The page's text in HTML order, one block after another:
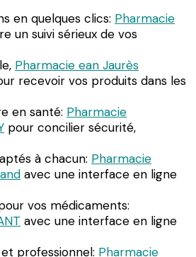
en quelques clics: Pharmacie
un suivi sérieux de vos
Pharmacie ean Jaurès
recevoir vos produits dans les
en santé: Pharmacie
pour concilier sécurité,
à chacun: Pharmacie
avec une interface en ligne
vos médicaments:
avec une interface en ligne
professionnel: Pharmacie